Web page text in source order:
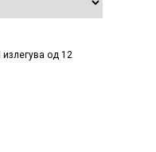
излегува од 12